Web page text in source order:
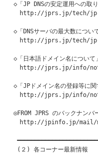
◇「JP DNSの安定運用への取
http://jprs.jp/tech/jp-
◇「DNSサーバの最大数につ
http://jprs.jp/tech/jp-
◇「日本語ドメイン名について
http://jprs.jp/info/
◇「JPドメイン名の登録等に
http://jprs.jp/info/
◎FROM JPRS のバックナンバ
http://jpinfo.jp/mail/
(２) 各コーナー最新情報